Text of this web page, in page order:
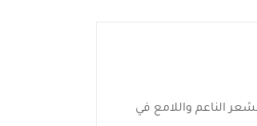
الناعم واللامع في